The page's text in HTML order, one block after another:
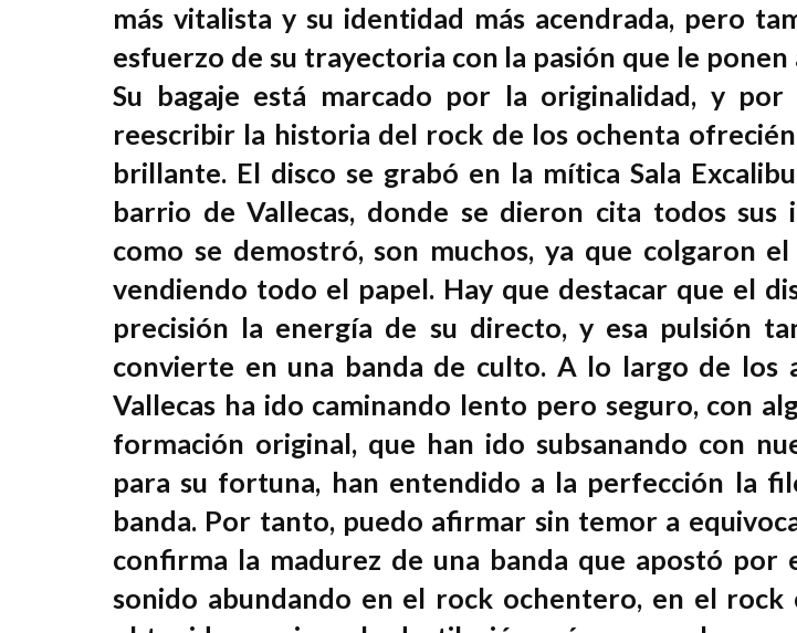
más vitalista y su identidad más acendrada, pero
esfuerzo de su trayectoria con la pasión que le
Su bagaje está marcado por la originalidad, y
reescribir la historia del rock de los ochenta
brillante. El disco se grabó en la mítica Sala
barrio de Vallecas, donde se dieron cita todos sus
como se demostró, son muchos, ya que colgaron
vendiendo todo el papel. Hay que destacar que el
precisión la energía de su directo, y esa pulsión
convierte en una banda de culto. A lo largo de los
Vallecas ha ido caminando lento pero seguro, con
formación original, que han ido subsanando con
para su fortuna, han entendido a la perfección la
banda. Por tanto, puedo afirmar sin temor a
confirma la madurez de una banda que apostó por
sonido abundando en el rock ochentero, en el rock